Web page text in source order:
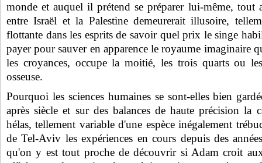
monde et auquel il prétend se préparer lui-même, tout
entre Israël et la Palestine demeurerait illusoire,
flottante dans les esprits de savoir quel prix le singe
payer pour sauver en apparence le royaume imaginaire
les croyances, occupe la moitié, les trois quarts ou
osseuse.
Pourquoi les sciences humaines se sont-elles bien
après siècle et sur des balances de haute précision la
hélas, tellement variable d'une espèce inégalement
de Tel-Aviv les expériences en cours depuis des
qu'on y est tout proche de découvrir si Adam croit